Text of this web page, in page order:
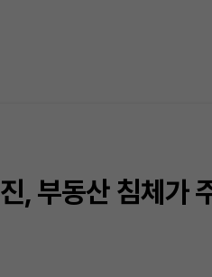
, 부동산 침체가